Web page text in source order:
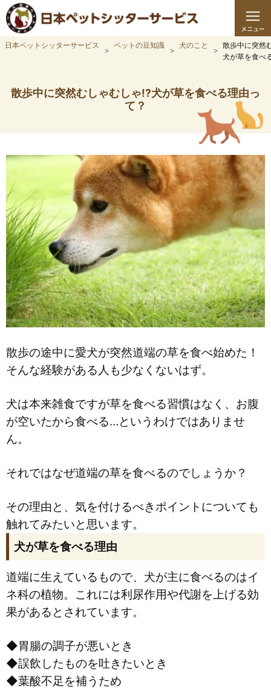
日本ペットシッターサービス ペットの豆知識 犬のこと
散歩中に突然
犬が草を食べ
散歩中に突然むしゃむしゃ!?犬が草を食べる理由っ
て？
散歩の途中に愛犬が突然道端の草を食べ始めた！
そんな経験がある人も少なくないはず。
犬は本来雑食ですが草を食べる習慣はなく、お腹
が空いたから食べる…というわけではありませ
ん。
それではなぜ道端の草を食べるのでしょうか？
その理由と、気を付けるべきポイントについても
触れてみたいと思います。
犬が草を食べる理由
道端に生えているもので、犬が主に食べるのはイ
ネ科の植物。これには利尿作用や代謝を上げる効
果があるとされています。
◆胃腸の調子が悪いとき
◆誤飲したものを吐きたいとき
◆葉酸不足を補うため